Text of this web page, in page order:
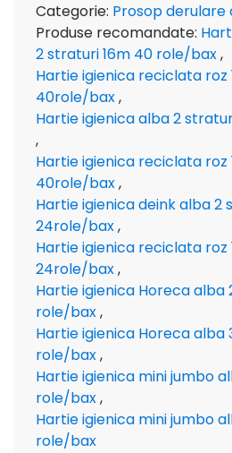
Categorie: Prosop
Produse recomandate:
2 straturi 16m 40 role/bax,
Hartie igienica reciclata roz
40role/bax,
Hartie igienica alba 2
,
Hartie igienica reciclata roz
40role/bax,
Hartie igienica deink alba 2
24role/bax,
Hartie igienica reciclata roz
24role/bax,
Hartie igienica Horeca alba
role/bax,
Hartie igienica Horeca alba
role/bax,
Hartie igienica mini jumbo
role/bax,
Hartie igienica mini jumbo
role/bax